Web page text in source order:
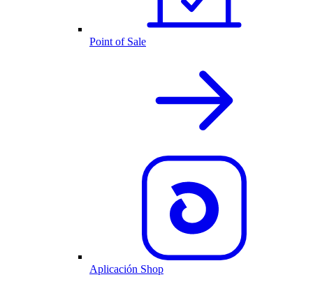
Point of Sale
Aplicación Shop